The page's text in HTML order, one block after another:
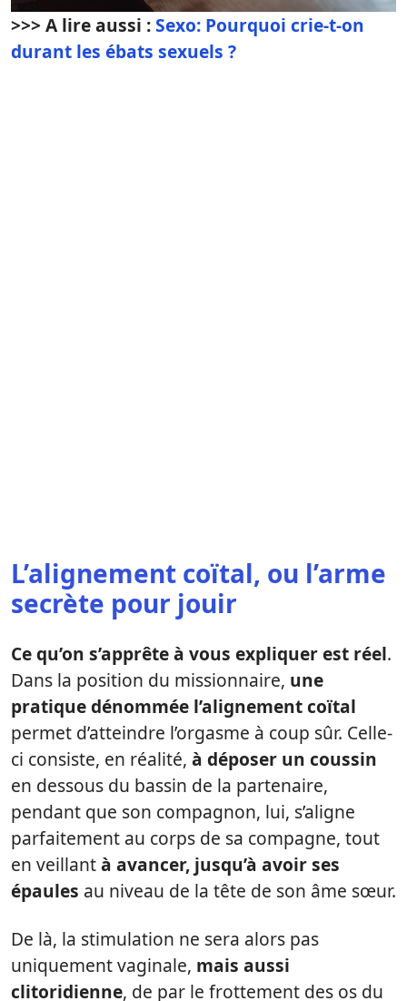
>>> A lire aussi :Sexo: Pourquoi crie-t-on
durant les ébats sexuels ?
L’alignement coïtal, ou l’arme
secrète pour jouir
Ce qu’on s’apprête à vous expliquer est réel.
Dans la position du missionnaire, une
pratique dénommée l’alignement coïtal
permet d’atteindre l’orgasme à coup sûr. Celle-
ci consiste, en réalité, à déposer un coussin
en dessous du bassin de la partenaire,
pendant que son compagnon, lui, s’aligne
parfaitement au corps de sa compagne, tout
en veillantà avancer, jusqu’à avoir ses
épaules au niveau de la tête de son âme sœur.
De là, la stimulation ne sera alors pas
uniquement vaginale, mais aussi
clitoridienne, de par le frottement des os du